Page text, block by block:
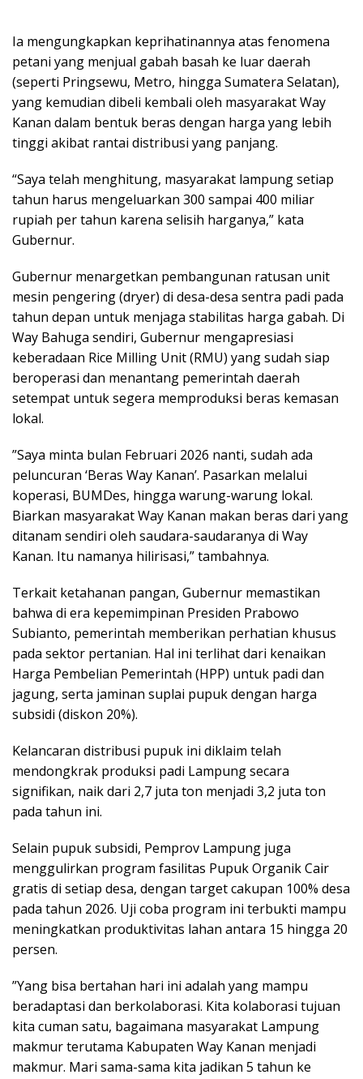
Ia mengungkapkan keprihatinannya atas fenomena
petani yang menjual gabah basah ke luar daerah
(seperti Pringsewu, Metro, hingga Sumatera Selatan),
yang kemudian dibeli kembali oleh masyarakat Way
Kanan dalam bentuk beras dengan harga yang lebih
tinggi akibat rantai distribusi yang panjang.
“Saya telah menghitung, masyarakat lampung setiap
tahun harus mengeluarkan 300 sampai 400 miliar
rupiah per tahun karena selisih harganya,” kata
Gubernur.
​Gubernur menargetkan pembangunan ratusan unit
mesin pengering (dryer) di desa-desa sentra padi pada
tahun depan untuk menjaga stabilitas harga gabah. Di
Way Bahuga sendiri, Gubernur mengapresiasi
keberadaan Rice Milling Unit (RMU) yang sudah siap
beroperasi dan menantang pemerintah daerah
setempat untuk segera memproduksi beras kemasan
lokal.
​”Saya minta bulan Februari 2026 nanti, sudah ada
peluncuran ‘Beras Way Kanan’. Pasarkan melalui
koperasi, BUMDes, hingga warung-warung lokal.
Biarkan masyarakat Way Kanan makan beras dari yang
ditanam sendiri oleh saudara-saudaranya di Way
Kanan. Itu namanya hilirisasi,” tambahnya.
​Terkait ketahanan pangan, Gubernur memastikan
bahwa di era kepemimpinan Presiden Prabowo
Subianto, pemerintah memberikan perhatian khusus
pada sektor pertanian. Hal ini terlihat dari kenaikan
Harga Pembelian Pemerintah (HPP) untuk padi dan
jagung, serta jaminan suplai pupuk dengan harga
subsidi (diskon 20%).
​Kelancaran distribusi pupuk ini diklaim telah
mendongkrak produksi padi Lampung secara
signifikan, naik dari 2,7 juta ton menjadi 3,2 juta ton
pada tahun ini.
​Selain pupuk subsidi, Pemprov Lampung juga
menggulirkan program fasilitas Pupuk Organik Cair
gratis di setiap desa, dengan target cakupan 100% desa
pada tahun 2026. Uji coba program ini terbukti mampu
meningkatkan produktivitas lahan antara 15 hingga 20
persen.
​”Yang bisa bertahan hari ini adalah yang mampu
beradaptasi dan berkolaborasi. Kita kolaborasi tujuan
kita cuman satu, bagaimana masyarakat Lampung
makmur terutama Kabupaten Way Kanan menjadi
makmur. Mari sama-sama kita jadikan 5 tahun ke